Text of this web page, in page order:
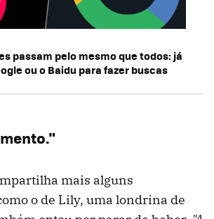
passam pelo mesmo que todos: já
ou o Baidu para fazer buscas
mais alguns
o de Lily, uma londrina de